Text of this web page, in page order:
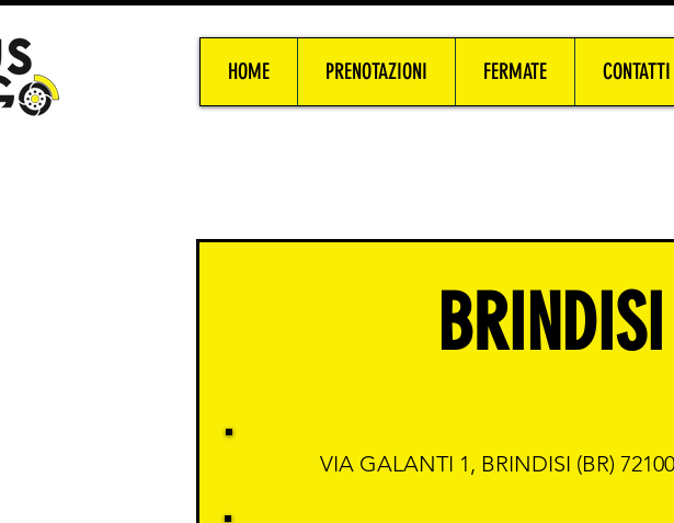
HOME PRENOTAZIONI FERMATE CONTATTI
VIA GALANTI 1, BRINDISI (BR)